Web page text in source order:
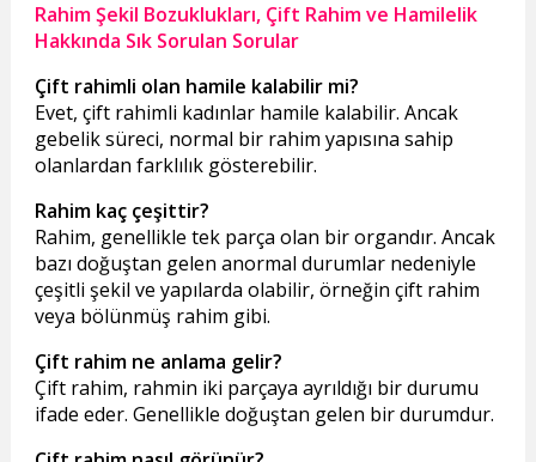
Rahim Şekil Bozuklukları, Çift Rahim ve Hamilelik
Hakkında Sık Sorulan Sorular
Çift rahimli olan hamile kalabilir mi?
Evet, çift rahimli kadınlar hamile kalabilir. Ancak
gebelik süreci, normal bir rahim yapısına sahip
olanlardan farklılık gösterebilir.
Rahim kaç çeşittir?
Rahim, genellikle tek parça olan bir organdır. Ancak
bazı doğuştan gelen anormal durumlar nedeniyle
çeşitli şekil ve yapılarda olabilir, örneğin çift rahim
veya bölünmüş rahim gibi.
Çift rahim ne anlama gelir?
Çift rahim, rahmin iki parçaya ayrıldığı bir durumu
ifade eder. Genellikle doğuştan gelen bir durumdur.